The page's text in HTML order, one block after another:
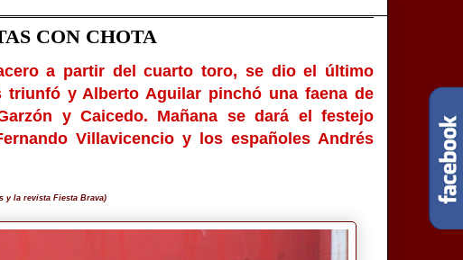
CON CHOTA
a partir del cuarto toro, se dio el último
y Alberto Aguilar pinchó una faena de
y Caicedo. Mañana se dará el festejo
Villavicencio y los españoles Andrés
y la revista Fiesta Brava)